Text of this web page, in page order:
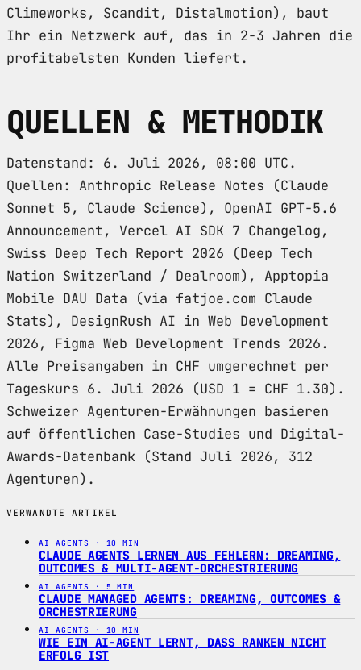
Climeworks, Scandit, Distalmotion), baut
Ihr ein Netzwerk auf, das in 2-3 Jahren die
profitabelsten Kunden liefert.
QUELLEN & METHODIK
Datenstand: 6. Juli 2026, 08:00 UTC.
Quellen: Anthropic Release Notes (Claude
Sonnet 5, Claude Science), OpenAI GPT-5.6
Announcement, Vercel AI SDK 7 Changelog,
Swiss Deep Tech Report 2026 (Deep Tech
Nation Switzerland / Dealroom), Apptopia
Mobile DAU Data (via fatjoe.com Claude
Stats), DesignRush AI in Web Development
2026, Figma Web Development Trends 2026.
Alle Preisangaben in CHF umgerechnet per
Tageskurs 6. Juli 2026 (USD 1 = CHF 1.30).
Schweizer Agenturen-Erwähnungen basieren
auf öffentlichen Case-Studies und Digital-
Awards-Datenbank (Stand Juli 2026, 312
Agenturen).
VERWANDTE ARTIKEL
AI AGENTS · 10 MIN
CLAUDE AGENTS LERNEN AUS FEHLERN: DREAMING,
OUTCOMES & MULTI-AGENT-ORCHESTRIERUNG
AI AGENTS · 5 MIN
CLAUDE MANAGED AGENTS: DREAMING, OUTCOMES &
ORCHESTRIERUNG
AI AGENTS · 10 MIN
WIE EIN AI-AGENT LERNT, DASS RANKEN NICHT
ERFOLG IST